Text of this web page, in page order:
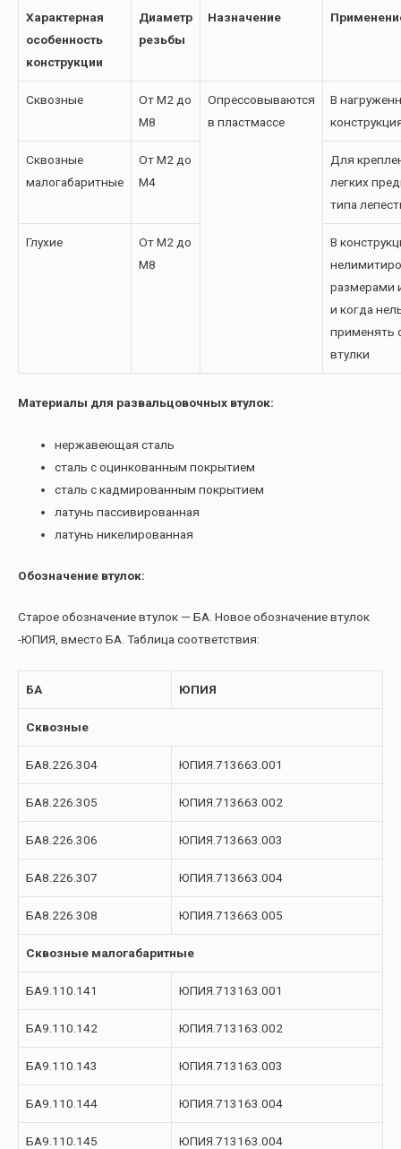
Характерная
особенность
конструкции
Диаметр
резьбы
Назначение
Сквозные
От М2 до
М8
Опрессовываются
в пластмассе
В
Сквозные
малогабаритные
От М2 до
М4
Для
легких
типа
Глухие
От М2 до
М8
В
размерами
и когда
применять
втулки
Материалы для развальцовочных втулок:
нержавеющая сталь
сталь с оцинкованным покрытием
сталь с кадмированным покрытием
латунь пассивированная
латунь никелированная
Обозначение втулок:
Старое обозначение втулок — БА. Новое обозначение втулок
-ЮПИЯ, вместо БА. Таблица соответствия:
БА ЮПИЯ
Сквозные
БА8.226.304 ЮПИЯ.713663.001
БА8.226.305 ЮПИЯ.713663.002
БА8.226.306 ЮПИЯ.713663.003
БА8.226.307 ЮПИЯ.713663.004
БА8.226.308 ЮПИЯ.713663.005
Сквозные малогабаритные
БА9.110.141 ЮПИЯ.713163.001
БА9.110.142 ЮПИЯ.713163.002
БА9.110.143 ЮПИЯ.713163.003
БА9.110.144 ЮПИЯ.713163.004
БА9.110.145 ЮПИЯ.713163.004